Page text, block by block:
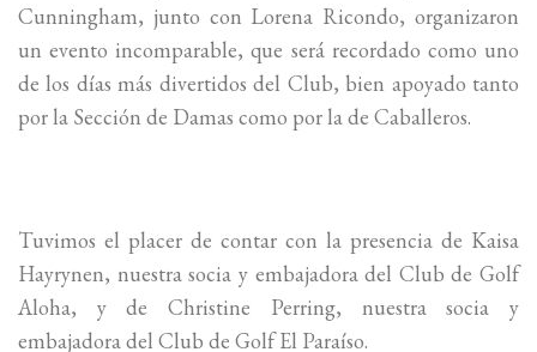
Cunningham, junto con Lorena Ricondo, organizaron
un evento incomparable, que será recordado como uno
de los días más divertidos del Club, bien apoyado tanto
por la Sección de Damas como por la de Caballeros.
Tuvimos el placer de contar con la presencia de Kaisa
Hayrynen, nuestra socia y embajadora del Club de Golf
Aloha, y de Christine Perring, nuestra socia y
embajadora del Club de Golf El Paraíso.